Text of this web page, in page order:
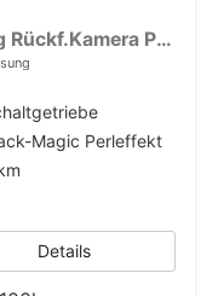
1.0 TSI 95PS Selection 5-türig Rückf.Kamera Parksensoren Sitzheizung Multifunktionslenkrad Klima Skoda-Radio Bluetooth Touchscreen Tempomat Nebelsch. Apple CarPlay + Android Auto
Magic Perleffekt
Details